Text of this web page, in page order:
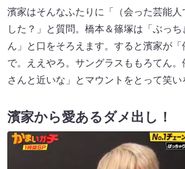
濱家はそんなふたりに「（会った芸能
した？」と質問。橋本＆篠塚は「ぶっち
ん」と口をそろえます。すると濱家が
で。ええやろ。サングラスももろてん
さんと近いな」とマウントをとって笑い
濱家から愛あるダメ出し！